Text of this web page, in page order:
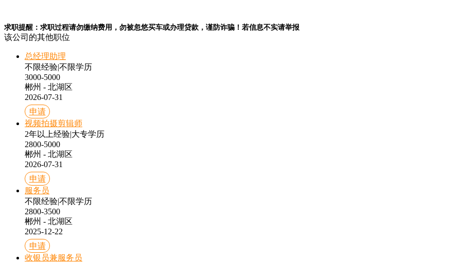
求职提醒：求职过程请勿缴纳费用，勿被忽悠买车或办理贷款，谨防诈骗！若信息不实请举报
该公司的其他职位
总经理助理
不限经验|不限学历
3000-5000
郴州 - 北湖区
2026-07-31
申请
视频拍摄剪辑师
2年以上经验|大专学历
2800-5000
郴州 - 北湖区
2026-07-31
申请
服务员
不限经验|不限学历
2800-3500
郴州 - 北湖区
2025-12-22
申请
收银员兼服务员